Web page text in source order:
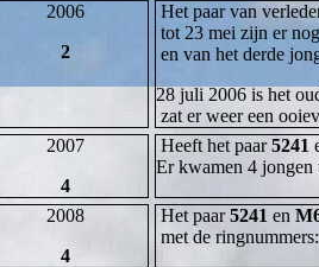
2006
2
Het paar van
tot 23 mei zijn er
en van het derde
28 juli 2006 is het
zat er weer een
2007
4
Heeft het paar 5241
Er kwamen 4 jongen
2008
4
Het paar 5241 en
met de ringnummers: